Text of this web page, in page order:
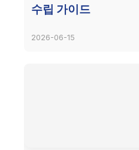
수립 가이드
2026-06-15